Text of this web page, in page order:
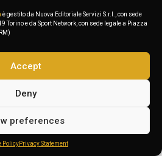
è gestito da Nuova Editoriale Servizi S.r.l., con sede
Torino e da Sport Network, con sede legale a Piazza
Accept
Deny
preferences
PolicyPrivacy Statement